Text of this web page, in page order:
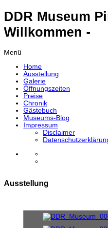
DDR Museum
Willkommen -
Menü
Home
Ausstellung
Galerie
Öffnungszeiten
Preise
Chronik
Gästebuch
Museums-Blog
Impressum
Disclaimer
Ausstellung